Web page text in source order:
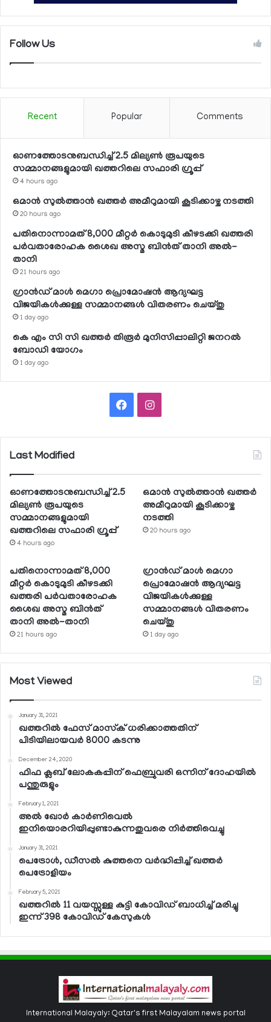
Follow Us
Recent Popular Comments
ഓണത്തോടനുബന്ധിച്ച് 2.5 മില്യണ്‍ രൂപയുടെ
സമ്മാനങ്ങളുമായി ഖത്തറിലെ സഫാരി ഗ്രൂപ്പ്
4 hours ago
ഒമാന്‍ സുല്‍ത്താന്‍ ഖത്തര്‍ അമീറുമായി കൂടിക്കാഴ്ച നടത്തി
20 hours ago
പതിനൊന്നാമത് 8,000 മീറ്റര്‍ കൊടുമുടി കീഴടക്കി ഖത്തരി
പര്‍വതാരോഹക ശൈഖ അസ്മ ബിന്‍ത് താനി അല്‍-
താനി
21 hours ago
ഗ്രാന്‍ഡ് മാള്‍ മെഗാ പ്രൊമോഷന്‍ ആദ്യഘട്ട
വിജയികള്‍ക്കുള്ള സമ്മാനങ്ങള്‍ വിതരണം ചെയ്തു
1 day ago
കെ എം സി സി ഖത്തര്‍ തിരൂര്‍ മുനിസിപ്പാലിറ്റി ജനറല്‍
ബോഡി യോഗം
1 day ago
FacebookInstagram
Last Modified
ഓണത്തോടനുബന്ധിച്ച് 2.5
മില്യണ്‍ രൂപയുടെ
സമ്മാനങ്ങളുമായി
ഖത്തറിലെ സഫാരി ഗ്രൂപ്പ്
4 hours ago
ഒമാന്‍ സുല്‍ത്താന്‍ ഖത്തര്‍
അമീറുമായി കൂടിക്കാഴ്ച
നടത്തി
20 hours ago
പതിനൊന്നാമത് 8,000
മീറ്റര്‍ കൊടുമുടി കീഴടക്കി
ഖത്തരി പര്‍വതാരോഹക
ശൈഖ അസ്മ ബിന്‍ത്
താനി അല്‍-താനി
21 hours ago
ഗ്രാന്‍ഡ് മാള്‍ മെഗാ
പ്രൊമോഷന്‍ ആദ്യഘട്ട
വിജയികള്‍ക്കുള്ള
സമ്മാനങ്ങള്‍ വിതരണം
ചെയ്തു
1 day ago
Most Viewed
January 31, 2021
ഖത്തറില്‍ ഫേസ് മാസ്‌ക് ധരിക്കാത്തതിന്
പിടിയിലായവര്‍ 8000 കടന്നു
December 24, 2020
ഫിഫ ക്ലബ് ലോകകപ്പിന് ഫെബ്രുവരി ഒന്നിന് ദോഹയില്‍
പന്തുരുളും
February 1, 2021
അല്‍ ഖോര്‍ കാര്‍ണിവെല്‍
ഇനിയൊരറിയിപ്പുണ്ടാകുന്നതുവരെ നിര്‍ത്തിവെച്ചു
January 31, 2021
പെട്രോള്‍, ഡീസല്‍ കുത്തനെ വര്‍ദ്ധിപ്പിച്ച് ഖത്തര്‍
പെട്രോളിയം
February 5, 2021
ഖത്തറില്‍ 11 വയസ്സുള്ള കുട്ടി കോവിഡ് ബാധിച്ച് മരിച്ചു
ഇന്ന് 398 കോവിഡ് കേസുകള്‍
International Malayaly: Qatar's first Malayalam news portal